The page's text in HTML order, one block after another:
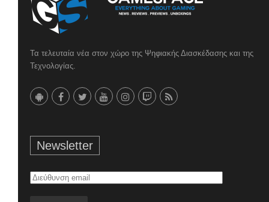
Τα τελευταία νέα στον χώρο της Ψηφιακής Διασκέδασης και της
Τεχνολογίας.
Newsletter
Διεύθυνση